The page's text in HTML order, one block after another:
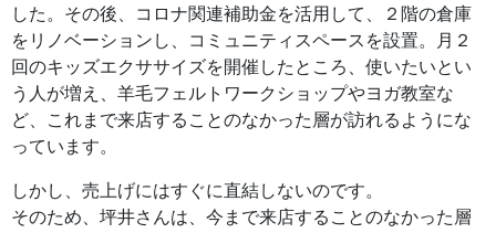
した。その後、コロナ関連補助金を活用して、２階の倉庫
をリノベーションし、コミュニティスペースを設置。月２
回のキッズエクササイズを開催したところ、使いたいとい
う人が増え、羊毛フェルトワークショップやヨガ教室な
ど、これまで来店することのなかった層が訪れるようにな
っています。
しかし、売上げにはすぐに直結しないのです。
そのため、坪井さんは、今まで来店することのなかった層